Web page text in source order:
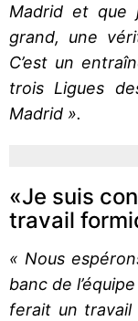
Madrid et que
grand, une
C’est un
trois Ligues
Madrid ».
«Je suis
travail
« Nous
banc de
ferait un travail